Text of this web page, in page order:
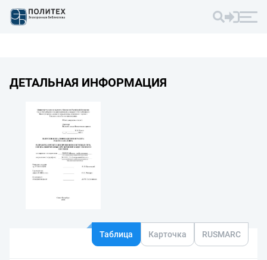
ДЕТАЛЬНАЯ ИНФОРМАЦИЯ
Таблица Карточка RUSMARC